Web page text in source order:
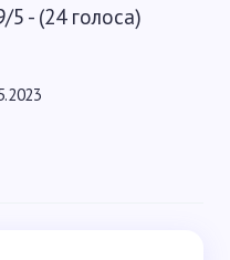
5 - (24 голоса)